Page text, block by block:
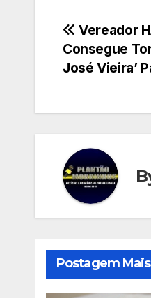
de
Vereador
Consegue
José Vieira’
Postagem